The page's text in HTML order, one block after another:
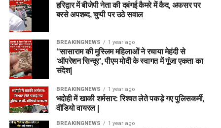
हरिद्वार में बीजेपी नेता की दबंगई कैमरे में कैद, अफसर पर
बरसे अपशब्द, चुप्पी पर उठे सवाल
BREAKINGNEWS 1 year ago
“सासाराम की मुस्लिम महिलाओं ने रचाया मेहंदी से
‘ऑपरेशन सिन्दूर’, पीएम मोदी के स्वागत में गूंजा एकता का
संदेश|
BREAKINGNEWS 1 year ago
भदोही में खाकी शर्मसार: रिश्वत लेते पकड़े गए पुलिसकर्मी,
वीडियो वायरल |
BREAKINGNEWS 1 year ago